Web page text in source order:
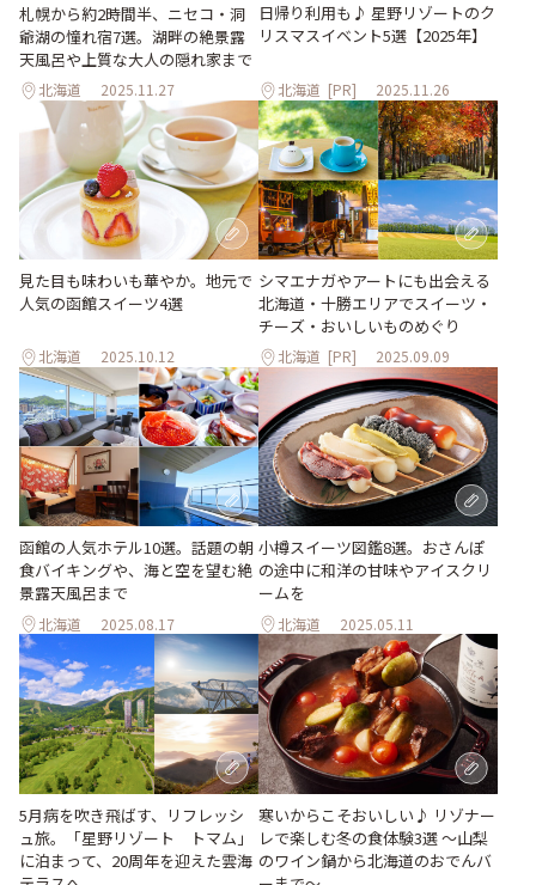
札幌から約2時間半、ニセコ・洞
爺湖の憧れ宿7選。湖畔の絶景露
天風呂や上質な大人の隠れ家まで
北海道 2025.11.27
日帰り利用も♪ 星野リゾートのク
リスマスイベント5選【2025年】
北海道 [PR] 2025.11.26
見た目も味わいも華やか。地元で
人気の函館スイーツ4選
北海道 2025.10.12
シマエナガやアートにも出会える
北海道・十勝エリアでスイーツ・
チーズ・おいしいものめぐり
北海道 [PR] 2025.09.09
函館の人気ホテル10選。話題の朝
食バイキングや、海と空を望む絶
景露天風呂まで
北海道 2025.08.17
小樽スイーツ図鑑8選。おさんぽ
の途中に和洋の甘味やアイスクリ
ームを
北海道 2025.05.11
5月病を吹き飛ばす、リフレッシ
ュ旅。「星野リゾート トマム」
に泊まって、20周年を迎えた雲海
寒いからこそおいしい♪ リゾナー
レで楽しむ冬の食体験3選 ～山梨
のワイン鍋から北海道のおでんバ